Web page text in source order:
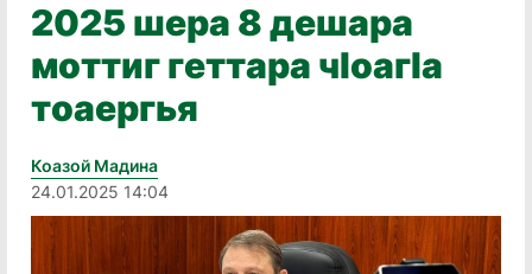
2025 шера 8 дешара
моттиг геттара чӀоагӀа
тоаергья
Коазой Мадина
24.01.2025 14:04